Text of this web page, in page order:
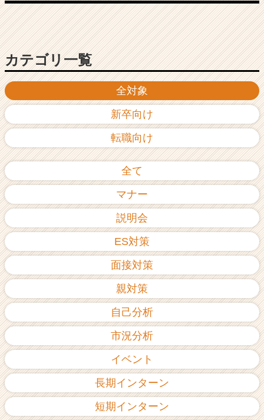
ウ
活
イ
チ
リ
（C
e
r
a
e
r）
全対象
新卒向け
転職向け
全て
マナー
説明会
ES対策
面接対策
親対策
自己分析
市況分析
イベント
長期インターン
短期インターン
カテゴリ一覧